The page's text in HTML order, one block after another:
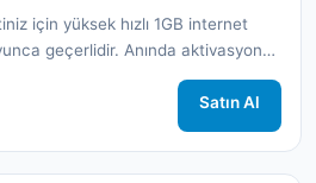
için yüksek hızlı 1GB internet
geçerlidir. Anında aktivasyon
Satın Al